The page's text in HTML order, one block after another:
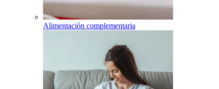
Alimentación complementaria